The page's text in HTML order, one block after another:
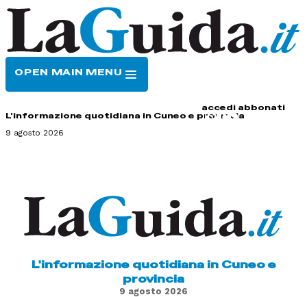
OPEN MAIN MENU
accedi abbonati
L'informazione quotidiana in Cuneo e provincia
9 agosto 2026
L'informazione quotidiana in Cuneo e
provincia
9 agosto 2026